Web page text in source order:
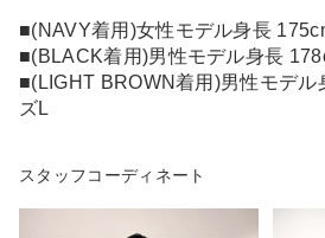
■(NAVY着用)女性モデル身長
■(BLACK着用)男性モデル身長
■(LIGHT BROWN着用)男性モデル
ズL
スタッフコーディネート